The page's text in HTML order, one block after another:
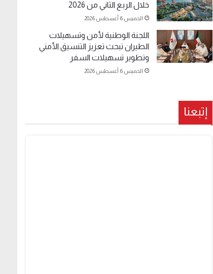
خلال الربع الثاني من 2026
الخميس 6 أغسطس 2026
اللجنة الوطنية لأمن وتسهيلات
الطيران تبحث تعزيز التنسيق الأمني
وتطوير تسهيلات السفر
الخميس 6 أغسطس 2026
إتبعنا